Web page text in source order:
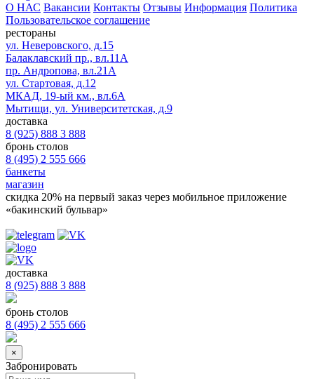
О НАС Вакансии Контакты Отзывы Информация Политика
Пользовательское соглашение
рестораны
ул. Неверовского, д.15
Балаклавский пр., вл.11А
пр. Андропова, вл.21А
ул. Стартовая, д.12
МКАД, 19-ый км., вл.6А
Мытищи, ул. Университетская, д.9
доставка
8 (925) 888 3 888
бронь столов
8 (495) 2 555 666
банкеты
магазин
скидка 20% на первый заказ через мобильное приложение
«бакинский бульвар»
доставка
8 (925) 888 3 888
бронь столов
8 (495) 2 555 666
×
Забронировать